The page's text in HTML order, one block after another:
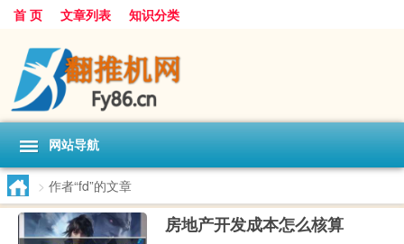
首 页 文章列表 知识分类
网站导航
> 作者“fd”的文章
房地产开发成本怎么核算